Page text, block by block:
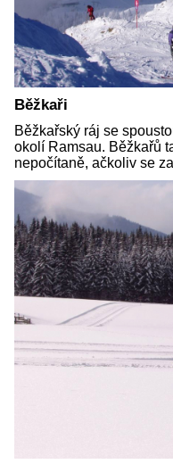
Běžkaři
Běžkařský ráj se
okolí Ramsau. Běžkařů
nepočítaně, ačkoliv se za